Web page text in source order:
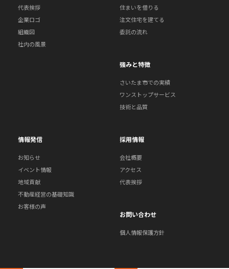
代表挨拶
企業ロゴ
組織図
社内の風景
住まいを借りる
注文住宅を建てる
委託の流れ
強みと特徴
さいたま市での実績
ワンストップサービス
技術と品質
情報発信
お知らせ
イベント情報
地域貢献
不動産経営の基礎知識
お客様の声
採用情報
会社概要
アクセス
代表挨拶
お問い合わせ
個人情報保護方針